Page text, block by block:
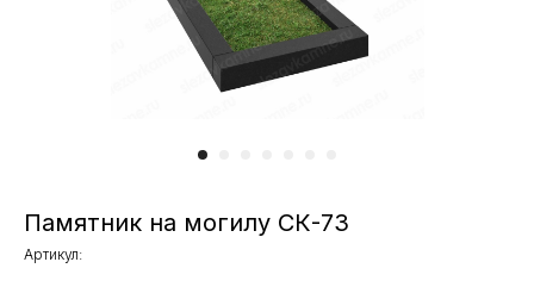
Памятник на могилу СК-73
Артикул: